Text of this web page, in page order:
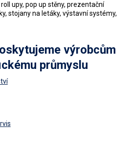
upy, pop up stěny, prezentační
stojany na letáky, výstavní systémy,
výrobcům
průmyslu